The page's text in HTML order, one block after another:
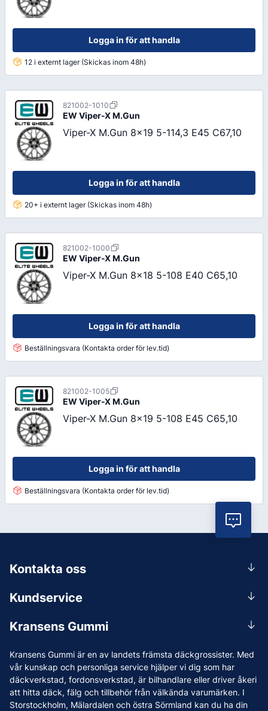
Logga in för att handla
12 i externt lager (Skickas inom 48h)
821002-1010
EW Viper-X M.Gun
Viper-X M.Gun 8x19 5-114,3 E45 C67,10
Logga in för att handla
20+ i externt lager (Skickas inom 48h)
821002-1000
EW Viper-X M.Gun
Viper-X M.Gun 8x18 5-108 E40 C65,10
Logga in för att handla
Beställningsvara (Kontakta order för lev.tid)
821002-1005
EW Viper-X M.Gun
Viper-X M.Gun 8x19 5-108 E45 C65,10
Logga in för att handla
Beställningsvara (Kontakta order för lev.tid)
Kransens Gummi är en av landets främsta däckgrossister. Med
vår kunskap och personliga service hjälper vi dig som har
däckverkstad, fordonsverkstad, är bilhandlare eller driver åkeri
att hitta däck, fälg och tillbehör från välkända varumärken. I
Storstockholm, Mälardalen och östra Sörmland kan du ha din
Kundservice
Leverans
Reklamation & återköp
Betalning & faktura
Kransens Gummi
Vi som jobbar på Kransens Gummi
Jobba hos oss
Nyheter
Kontakta oss
0156-409 00
Mån-Tors 07.30-16:30, Fre 07.30-15.00.
Lunchstängt 12:00-12:30